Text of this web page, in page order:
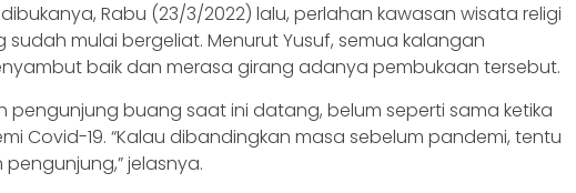
Rabu (23/3/2022) lalu, perlahan kawasan wisata religi
sudah mulai bergeliat. Menurut Yusuf, semua kalangan
baik dan merasa girang adanya pembukaan tersebut.
pengunjung buang saat ini datang, belum seperti sama ketika
Covid-19. “Kalau dibandingkan masa sebelum pandemi, tentu
jelasnya.